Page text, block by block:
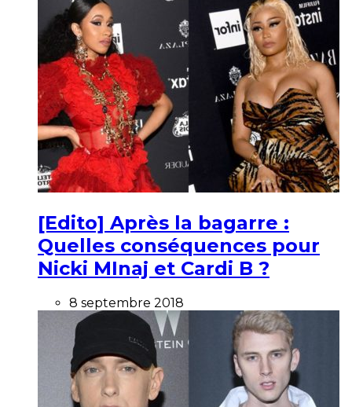
[Edito] Après la bagarre :
Quelles conséquences pour
Nicki MInaj et Cardi B ?
8 septembre 2018